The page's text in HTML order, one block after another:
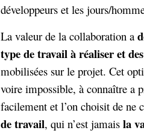
développeurs et les jours/
La valeur de la collaboration a
type de travail à réaliser et
mobilisées sur le projet. Cet
voire impossible, à connaître a
facilement et l’on choisit de ne
de travail, qui n’est jamais la